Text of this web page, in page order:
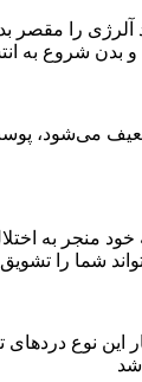
آلرژی را
شروع به
می‌شود، پوست
منجر به
شما را
این نوع